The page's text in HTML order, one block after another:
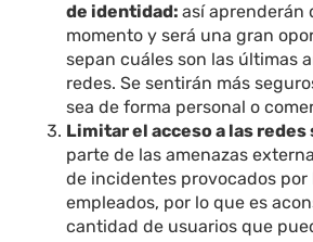
de identidad:así aprenderán
momento y será una gran
sepan cuáles son las últimas
redes. Se sentirán más
sea de forma personal o
Limitar el acceso a las redes
parte de las amenazas
de incidentes provocados por
empleados, por lo que es
cantidad de usuarios que